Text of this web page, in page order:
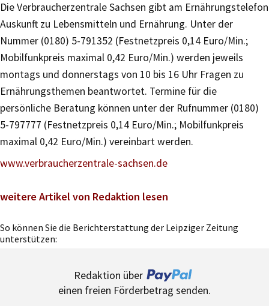
Die Verbraucherzentrale Sachsen gibt am Ernährungstelefon
Auskunft zu Lebensmitteln und Ernährung. Unter der
Nummer (0180) 5-791352 (Festnetzpreis 0,14 Euro/Min.;
Mobilfunkpreis maximal 0,42 Euro/Min.) werden jeweils
montags und donnerstags von 10 bis 16 Uhr Fragen zu
Ernährungsthemen beantwortet. Termine für die
persönliche Beratung können unter der Rufnummer (0180)
5-797777 (Festnetzpreis 0,14 Euro/Min.; Mobilfunkpreis
maximal 0,42 Euro/Min.) vereinbart werden.
www.verbraucherzentrale-sachsen.de
weitere Artikel von Redaktion lesen
So können Sie die Berichterstattung der Leipziger Zeitung
unterstützen:
Redaktion über
einen freien Förderbetrag senden.